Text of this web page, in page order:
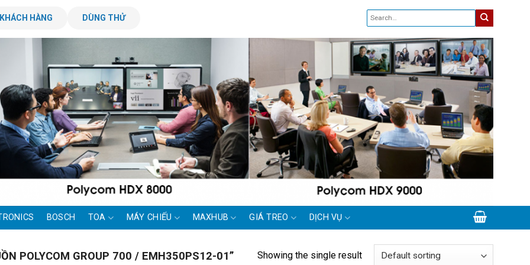
KHÁCH HÀNG DÙNG THỬ
BOSCH TOA MÁY CHIẾU MAXHUB GIÁ TREO DỊCH VỤ
POLYCOM GROUP 700 / EMH350PS12-01” Showing the single result